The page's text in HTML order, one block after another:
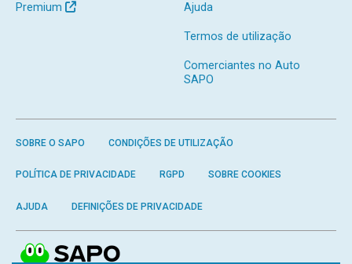
Premium Ajuda
Termos de utilização
Comerciantes no Auto
SAPO
SOBRE O SAPO CONDIÇÕES DE UTILIZAÇÃO
POLÍTICA DE PRIVACIDADE RGPD SOBRE COOKIES
AJUDA DEFINIÇÕES DE PRIVACIDADE